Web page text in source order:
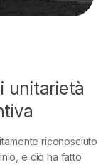
unitarietà
riconosciuto
e ciò ha fatto